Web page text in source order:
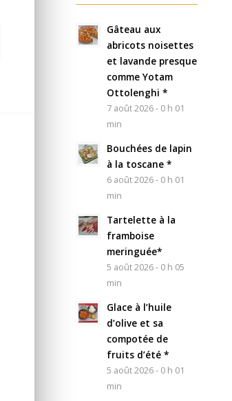
Gâteau aux
abricots noisettes
et lavande presque
comme Yotam
Ottolenghi *
7 août 2026 - 0 h 01
min
Bouchées de lapin
à la toscane *
6 août 2026 - 0 h 01
min
Tartelette à la
framboise
meringuée*
5 août 2026 - 0 h 05
min
Glace à l’huile
d’olive et sa
compotée de
fruits d’été *
5 août 2026 - 0 h 01
min